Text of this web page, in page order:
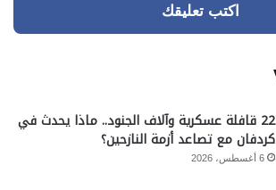
اكتب تعليقك
22 قافلة عسكرية وآلاف الجنود.. ماذا يحدث في
كردفان مع تصاعد أزمة النازحين؟
6 أغسطس، 2026